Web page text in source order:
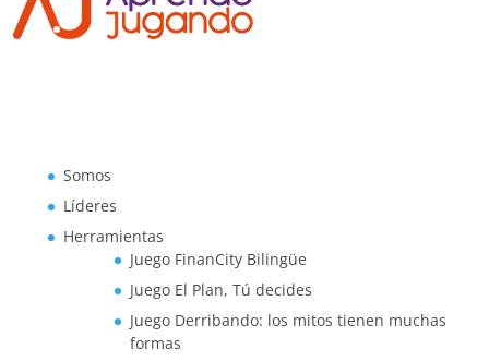
Somos
Líderes
Herramientas
Juego FinanCity Bilingüe
Juego El Plan, Tú decides
Juego Derribando: los mitos tienen muchas
formas